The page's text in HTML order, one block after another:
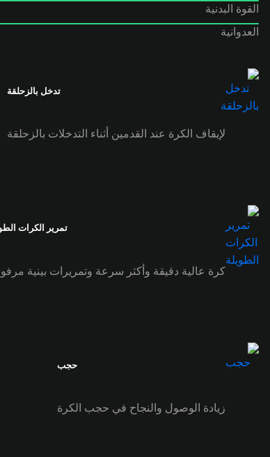
القوة البدنية
العدوانية
تدخل بالزحلقة
لإيقاف الكرة عند القدمين أثناء التدخلات بالزحلقة
تمرير الكرات
كرة عالية دقيقة وأكثر سرعة وتمريرات بينية
حجب
زيادة الوصول والنجاح في حجب الكرة